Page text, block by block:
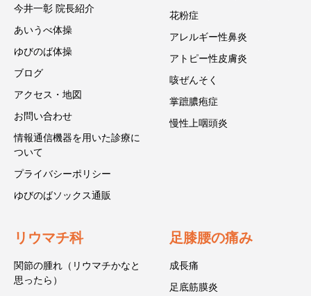
今井一彰 院長紹介
あいうべ体操
ゆびのば体操
ブログ
アクセス・地図
お問い合わせ
情報通信機器を用いた診療に
ついて
プライバシーポリシー
ゆびのばソックス通販
花粉症
アレルギー性鼻炎
アトピー性皮膚炎
咳ぜんそく
掌蹠膿疱症
慢性上咽頭炎
リウマチ科
関節の腫れ（リウマチかなと
思ったら）
足膝腰の痛み
成長痛
足底筋膜炎